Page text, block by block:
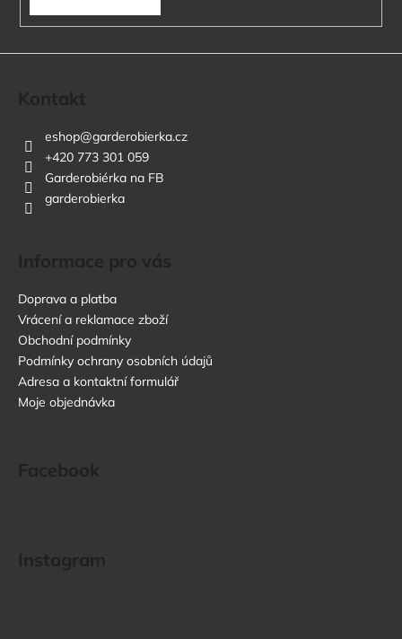
eshop@garderobierka.cz
+420 773 301 059
Garderobiérka na FB
garderobierka
Doprava a platba
Vrácení a reklamace zboží
Obchodní podmínky
Podmínky ochrany osobních údajů
Adresa a kontaktní formulář
Moje objednávka